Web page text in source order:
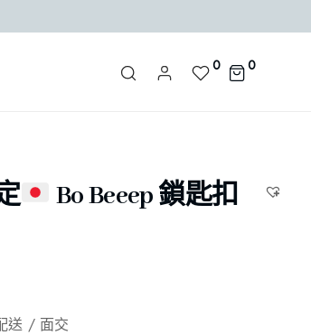
0 0
Bo Beeep 鎖匙扣
送 / 面交